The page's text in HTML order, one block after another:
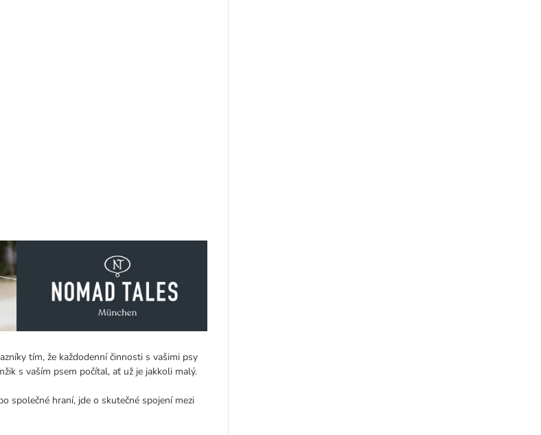
tím, že každodenní činnosti s vašimi psy
s vaším psem počítal, ať už je jakkoli malý.
společné hraní, jde o skutečné spojení mezi